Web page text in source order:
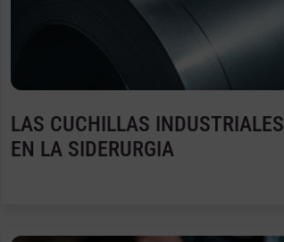
LAS CUCHILLAS INDUSTRIALES
EN LA SIDERURGIA